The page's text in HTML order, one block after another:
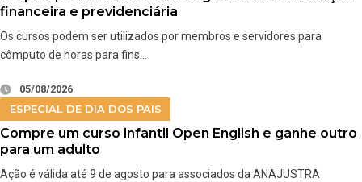
financeira e previdenciária
Os cursos podem ser utilizados por membros e servidores para
cômputo de horas para fins…
05/08/2026
ESPECIAL DE DIA DOS PAIS
Compre um curso infantil Open English e ganhe outro
para um adulto
Ação é válida até 9 de agosto para associados da ANAJUSTRA